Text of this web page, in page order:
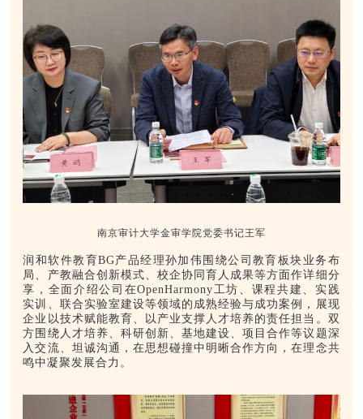
南京审计大学金审学院党委书记王军
润和软件教育BG产品经理孙加伟围绕公司教育板块业务布
局、产教融合创新模式、校企协同育人成果等方面作详细分
享，全面介绍公司在OpenHarmony工坊、课程共建、实践
实训、联合实验室建设等领域的成熟经验与成功案例，展现
企业以技术赋能教育、以产业支撑人才培养的责任担当。双
方围绕人才培养、科研创新、基地建设、项目合作等议题深
入交流、坦诚沟通，在思想碰撞中明晰合作方向，在理念共
鸣中凝聚发展合力。